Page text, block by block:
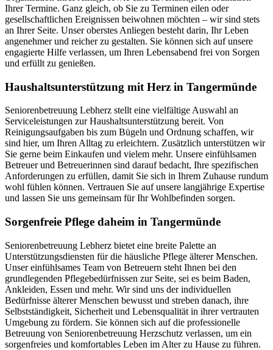
Ihrer Termine. Ganz gleich, ob Sie zu Terminen eilen oder
gesellschaftlichen Ereignissen beiwohnen möchten – wir sind stets
an Ihrer Seite. Unser oberstes Anliegen besteht darin, Ihr Leben
angenehmer und reicher zu gestalten. Sie können sich auf unsere
engagierte Hilfe verlassen, um Ihren Lebensabend frei von Sorgen
und erfüllt zu genießen.
Haushalts­unterstützung mit Herz in Tangermünde
Seniorenbetreuung Lebherz stellt eine vielfältige Auswahl an
Serviceleistungen zur Haushaltsunterstützung bereit. Von
Reinigungsaufgaben bis zum Bügeln und Ordnung schaffen, wir
sind hier, um Ihren Alltag zu erleichtern. Zusätzlich unterstützen wir
Sie gerne beim Einkaufen und vielem mehr. Unsere einfühlsamen
Betreuer und Betreuerinnen sind darauf bedacht, Ihre spezifischen
Anforderungen zu erfüllen, damit Sie sich in Ihrem Zuhause rundum
wohl fühlen können. Vertrauen Sie auf unsere langjährige Expertise
und lassen Sie uns gemeinsam für Ihr Wohlbefinden sorgen.
Sorgenfreie Pflege daheim in Tangermünde
Seniorenbetreuung Lebherz bietet eine breite Palette an
Unterstützungsdiensten für die häusliche Pflege älterer Menschen.
Unser einfühlsames Team von Betreuern steht Ihnen bei den
grundlegenden Pflegebedürfnissen zur Seite, sei es beim Baden,
Ankleiden, Essen und mehr. Wir sind uns der individuellen
Bedürfnisse älterer Menschen bewusst und streben danach, ihre
Selbstständigkeit, Sicherheit und Lebensqualität in ihrer vertrauten
Umgebung zu fördern. Sie können sich auf die professionelle
Betreuung von Seniorenbetreuung Herzschutz verlassen, um ein
sorgenfreies und komfortables Leben im Alter zu Hause zu führen.